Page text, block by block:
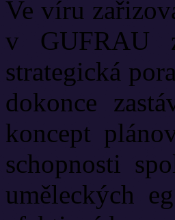
Ve víru
v GUFRAU
strategická
dokonce
koncept
schopnosti
uměleckých